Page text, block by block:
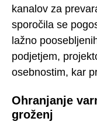
kanalov za
sporočila se
lažno
podjetjem,
osebnostim, kar
Ohranjanje
groženj